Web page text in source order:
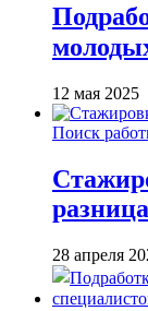
12 мая 2025
Поиск
28 апреля